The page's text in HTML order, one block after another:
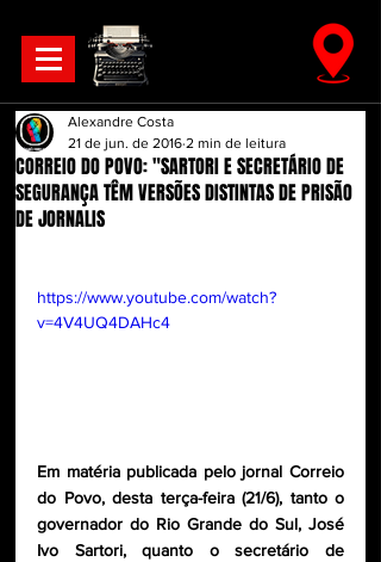
CORREIO DO POVO: "SARTORI E SECRETÁRIO DE
SEGURANÇA TÊM VERSÕES DISTINTAS DE PRISÃO
DE JORNALIS
Alexandre Costa
21 de jun. de 2016 2 min de leitura
https://www.youtube.com/watch?
v=4V4UQ4DAHc4
Em matéria publicada pelo jornal Correio
do Povo, desta terça-feira (21/6), tanto o
governador do Rio Grande do Sul, José
Ivo Sartori, quanto o secretário de